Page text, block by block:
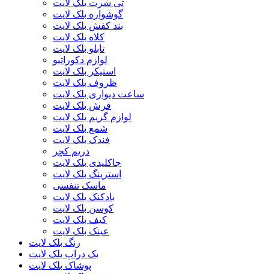
تی شرت بلک لایت
گوشواره بلک لایت
بند کفش بلک لایت
کلاه بلک لایت
تابلو بلک لایت
لوازم دکوراتیو
استیکر بلک لایت
ظروف بلک لایت
ساعت دیواری بلک لایت
فرش بلک لایت
لوازم گریم بلک لایت
شمع بلک لایت
فندک بلک لایت
دریم کچر
جاکلیدی بلک لایت
استرینگ بلک لایت
ماسک تنفسی
بادکنک بلک لایت
کوسن بلک لایت
کیف بلک لایت
عینک بلک لایت
رنگ بلک لایت
بک دراپ بلک لایت
پوشاک بلک لایت